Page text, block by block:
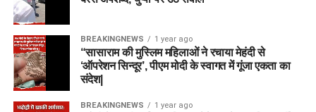
BREAKINGNEWS 1 year ago
“सासाराम की मुस्लिम महिलाओं ने रचाया मेहंदी से
‘ऑपरेशन सिन्दूर’, पीएम मोदी के स्वागत में गूंजा एकता का
संदेश|
BREAKINGNEWS 1 year ago